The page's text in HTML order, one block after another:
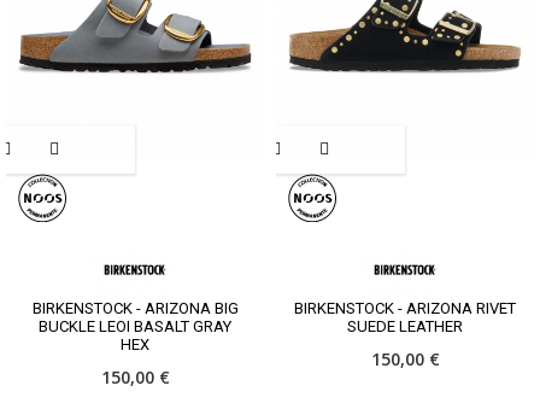
BIRKENSTOCK - ARIZONA BIG
BUCKLE LEOI BASALT GRAY
HEX
150,00 €
BIRKENSTOCK - ARIZONA RIVET
SUEDE LEATHER
150,00 €